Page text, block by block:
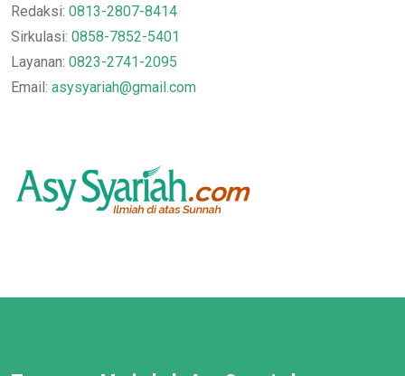
Redaksi: 0813-2807-8414
Sirkulasi: 0858-7852-5401
Layanan: 0823-2741-2095
Email: asysyariah@gmail.com